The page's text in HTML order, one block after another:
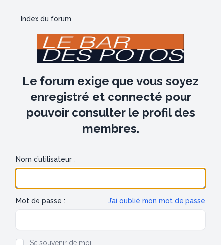
Index du forum
Le forum exige que vous soyez
enregistré et connecté pour
pouvoir consulter le profil des
membres.
Nom d’utilisateur :
Mot de passe : J’ai oublié mon mot de passe
Se souvenir de moi